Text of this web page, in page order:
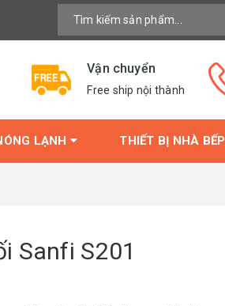
Vận chuyển
Free ship nội thành
LẠNH THIẾT BỊ NHÀ BẾP
Sanfi S201